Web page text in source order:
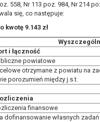
558, Nr 113 poz. 984, Nr 214
się, co następuje:
kwotę 9.143 zł
i łączność
powiatowe
otrzymane z powiatu na
porozumień między j.s.t.
finansowe
dofinansowanie własnych